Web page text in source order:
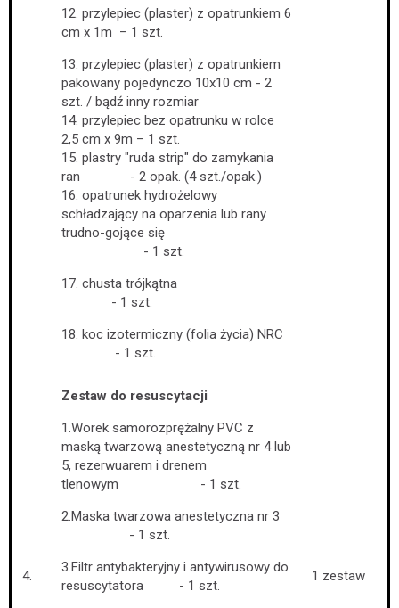
12. przylepiec (plaster) z opatrunkiem 6
cm x 1m – 1 szt.
13. przylepiec (plaster) z opatrunkiem
pakowany pojedynczo 10x10 cm - 2
szt. / bądź inny rozmiar
14. przylepiec bez opatrunku w rolce
2,5 cm x 9m – 1 szt.
15. plastry "ruda strip" do zamykania
ran - 2 opak. (4 szt./opak.)
16. opatrunek hydrożelowy
schładzający na oparzenia lub rany
trudno-gojące się
- 1 szt.
17. chusta trójkątna
- 1 szt.
18. koc izotermiczny (folia życia) NRC
- 1 szt.
4.
Zestaw do resuscytacji
1.Worek samorozprężalny PVC z
maską twarzową anestetyczną nr 4 lub
5, rezerwuarem i drenem
tlenowym - 1 szt.
2.Maska twarzowa anestetyczna nr 3
- 1 szt.
3.Filtr antybakteryjny i antywirusowy do
resuscytatora - 1 szt.
1 zestaw